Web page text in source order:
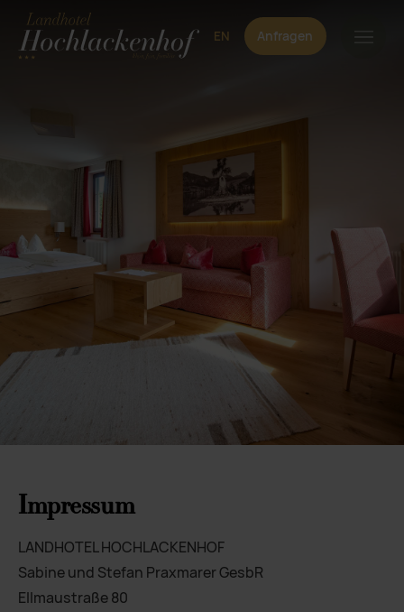
EN Anfragen
Impressum
LANDHOTEL HOCHLACKENHOF
Sabine und Stefan Praxmarer GesbR
Ellmaustraße 80